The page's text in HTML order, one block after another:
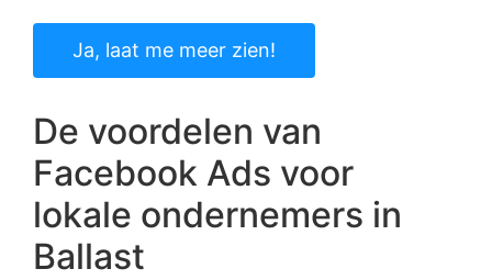
Ja, laat me meer zien!
De voordelen van
Facebook Ads voor
lokale ondernemers in
Ballast